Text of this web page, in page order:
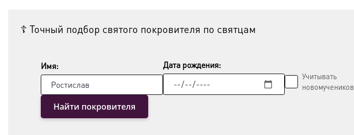
☦ Точный подбор святого покровителя по святцам
Имя: Дата рождения:
Учитывать
новомучеников
Найти покровителя